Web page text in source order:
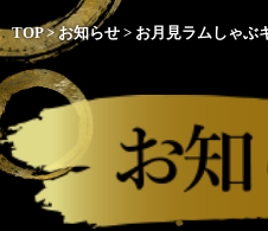
TOP>お知らせ > お月見ラムしゃぶ